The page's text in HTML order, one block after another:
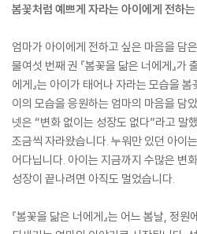
봄꽃처럼 예쁘게 자라는 아이에게 전하
엄마가 아이에게 전하고 싶은 마음을 담
물여섯 번째 권 『봄꽃을 닮은 너에게』가
에게』는 아이가 태어나 자라는 모습을
이의 모습을 응원하는 엄마의 마음을 담
넷은 “변화 없이는 성장도 없다”라고 말
조금씩 자라왔습니다. 누워만 있던 아이
어다닙니다. 아이는 지금까지 수많은 변
성장이 끝나려면 아직도 멀었습니다.
『봄꽃을 닮은 너에게』는 어느 봄날, 정